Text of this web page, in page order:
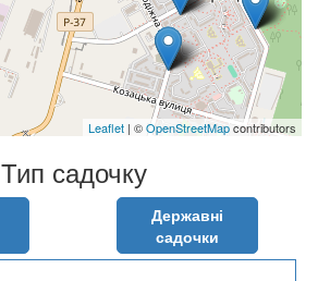
Leaflet | ©OpenStreetMapcontributors
Тип садочку
Державні
садочки